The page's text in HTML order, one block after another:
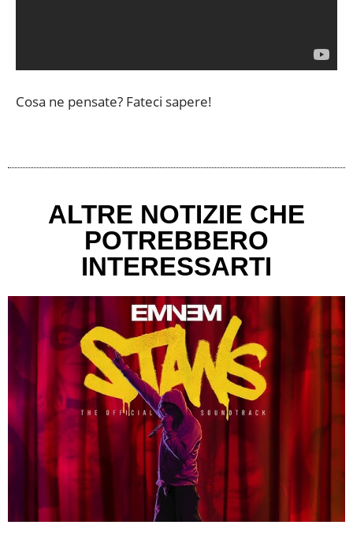
Cosa ne pensate? Fateci sapere!
ALTRE NOTIZIE CHE
POTREBBERO
INTERESSARTI